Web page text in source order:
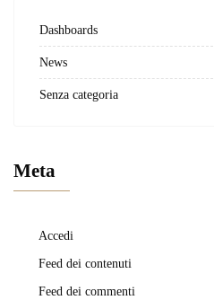
Dashboards
News
Senza categoria
Meta
Accedi
Feed dei contenuti
Feed dei commenti